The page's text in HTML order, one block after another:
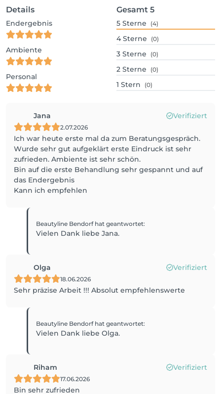
Details
Endergebnis
Ambiente
Personal
Gesamt 5
5 Sterne (4)
4 Sterne (0)
3 Sterne (0)
2 Sterne (0)
1 Stern (0)
Jana Verifiziert
2.07.2026
Ich war heute erste mal da zum Beratungsgespräch.
Wurde sehr gut aufgeklärt erste Eindruck ist sehr
zufrieden. Ambiente ist sehr schön.
Bin auf die erste Behandlung sehr gespannt und auf
das Endergebnis
Kann ich empfehlen
Beautyline Bendorf hat geantwortet:
Vielen Dank liebe Jana.
Olga Verifiziert
18.06.2026
Sehr präzise Arbeit !!! Absolut empfehlenswerte
Beautyline Bendorf hat geantwortet:
Vielen Dank liebe Olga.
Riham Verifiziert
17.06.2026
Bin sehr zufrieden